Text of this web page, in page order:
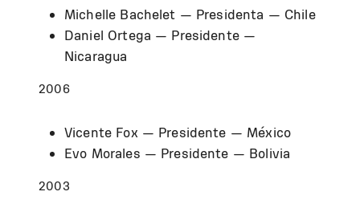
Michelle Bachelet — Presidenta — Chile
Daniel Ortega — Presidente —
Nicaragua
2006
Vicente Fox — Presidente — México
Evo Morales — Presidente — Bolivia
2003